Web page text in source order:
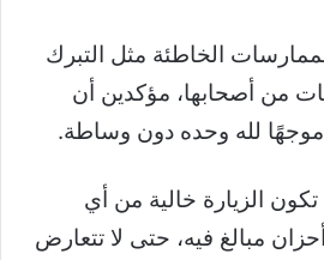
الخاطئة مثل التبرك
من أصحابها، مؤكدين أن
لله وحده دون وساطة.
الزيارة خالية من أي
مبالغ فيه، حتى لا تتعارض